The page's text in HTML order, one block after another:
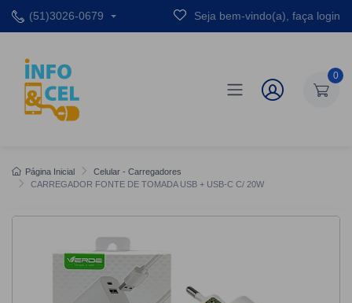
(51)3026-0679 Seja bem-vindo(a), faça login
0
Página Inicial
Celular - Carregadores
CARREGADOR FONTE DE TOMADA USB + USB-C C/ 20W